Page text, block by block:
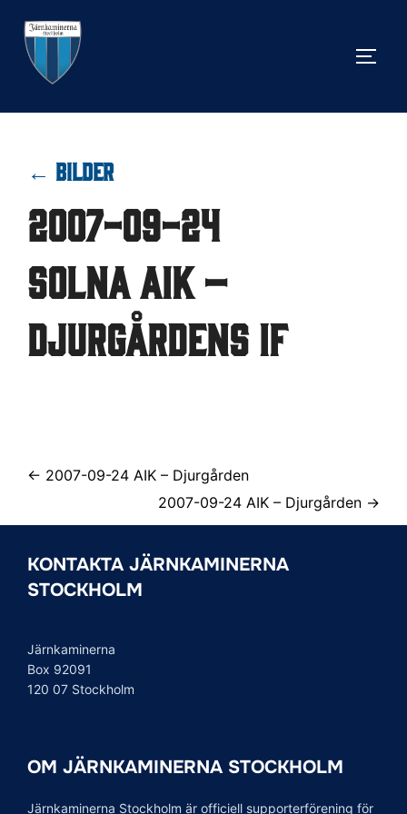
innehåll
← BILDER
2007-09-24
Solna aik –
Djurgårdens IF
← 2007-09-24 AIK – Djurgården
2007-09-24 AIK – Djurgården →
KONTAKTA JÄRNKAMINERNA
STOCKHOLM
Järnkaminerna
Box 92091
120 07 Stockholm
OM JÄRNKAMINERNA STOCKHOLM
Järnkaminerna Stockholm är officiell supporterförening för